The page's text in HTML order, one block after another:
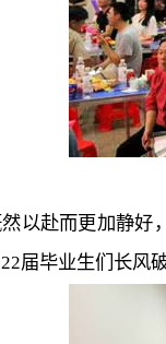
以赴而更加静好
届毕业生们长风